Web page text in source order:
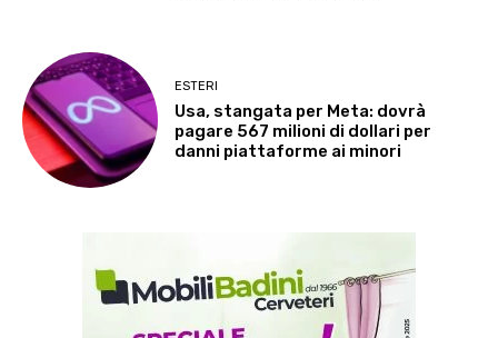
ESTERI
Usa, stangata per Meta: dovrà
pagare 567 milioni di dollari per
danni piattaforme ai minori